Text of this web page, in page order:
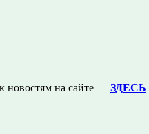
новостям на сайте — ЗДЕСЬ